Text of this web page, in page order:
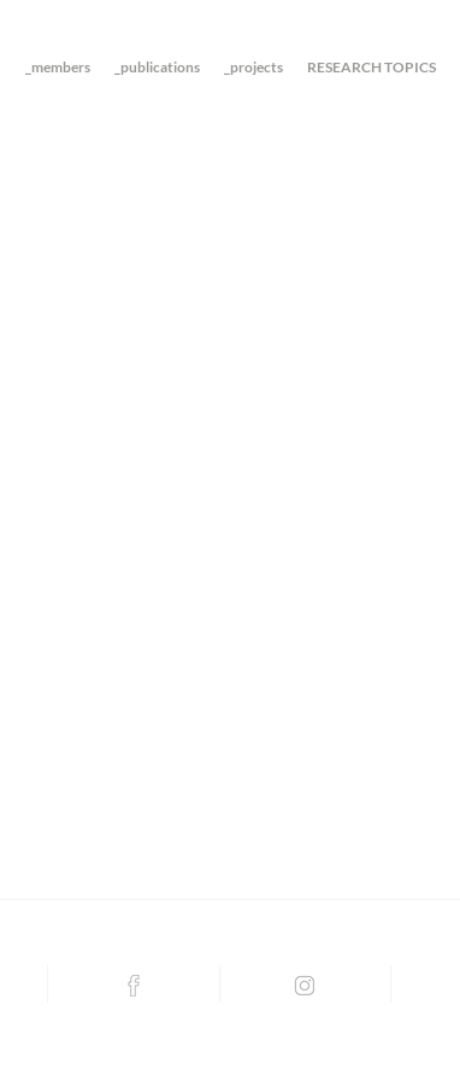
_members _publications _projects RESEARCH TOPICS